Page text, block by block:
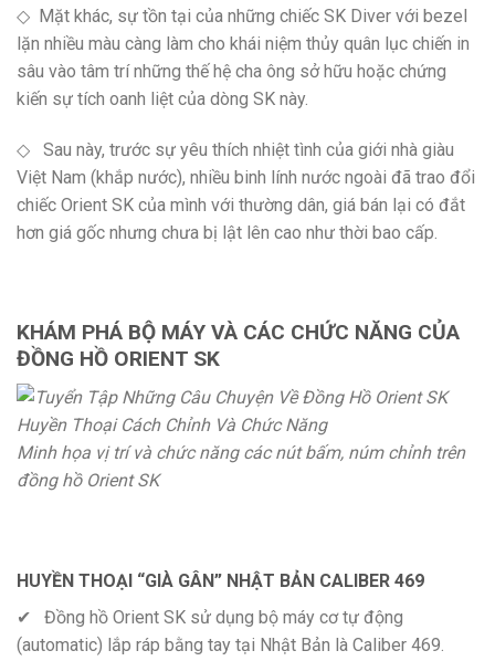
◇ Mặt khác, sự tồn tại của những chiếc SK Diver với bezel
lặn nhiều màu càng làm cho khái niệm thủy quân lục chiến in
sâu vào tâm trí những thế hệ cha ông sở hữu hoặc chứng
kiến sự tích oanh liệt của dòng SK này.
◇ Sau này, trước sự yêu thích nhiệt tình của giới nhà giàu
Việt Nam (khắp nước), nhiều binh lính nước ngoài đã trao đổi
chiếc Orient SK của mình với thường dân, giá bán lại có đắt
hơn giá gốc nhưng chưa bị lật lên cao như thời bao cấp.
KHÁM PHÁ BỘ MÁY VÀ CÁC CHỨC NĂNG CỦA
ĐỒNG HỒ ORIENT SK
Minh họa vị trí và chức năng các nút bấm, núm chỉnh trên
đồng hồ Orient SK
HUYỀN THOẠI “GIÀ GÂN” NHẬT BẢN CALIBER 469
✔ Đồng hồ Orient SK sử dụng bộ máy cơ tự động
(automatic) lắp ráp bằng tay tại Nhật Bản là Caliber 469.